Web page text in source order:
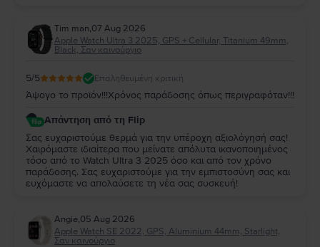
Tim man,07 Aug 2026
Apple Watch Ultra 3 2025, GPS + Cellular, Titanium 49mm,
Black, Σαν καινούργιο
5/5 Επαληθευμένη κριτική
Άψογο το προϊόν!!!Χρόνος παράδοσης όπως περιγραφόταν!!!
Απάντηση από τη Flip
Σας ευχαριστούμε θερμά για την υπέροχη αξιολόγησή σας!
Χαιρόμαστε ιδιαίτερα που μείνατε απόλυτα ικανοποιημένος
τόσο από το Watch Ultra 3 2025 όσο και από τον χρόνο
παράδοσης. Σας ευχαριστούμε για την εμπιστοσύνη σας και
ευχόμαστε να απολαύσετε τη νέα σας συσκευή!
Angie,05 Aug 2026
Apple Watch SE 2022, GPS, Aluminium 44mm, Starlight,
Σαν καινούργιο